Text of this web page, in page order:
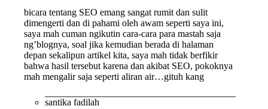
bicara tentang SEO emang sangat rumit dan sulit
dimengerti dan di pahami oleh awam seperti saya ini,
saya mah cuman ngikutin cara-cara para mastah saja
ng’blognya, soal jika kemudian berada di halaman
depan sekalipun artikel kita, saya mah tidak berfikir
bahwa hasil tersebut karena dan akibat SEO, pokoknya
mah mengalir saja seperti aliran air…gituh kang
santika fadilah